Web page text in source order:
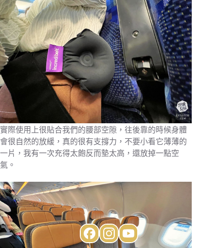
實際使用上很貼合我們的腰部空隙，往後靠的時候身體
會很自然的放緩，真的很有支撐力，不要小看它薄薄的
一片，我有一次充得太飽反而墊太高，還放掉一點空
氣。